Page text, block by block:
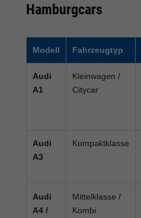
Hamburgcars
Modell Fahrzeugtyp
Audi
A1
Kleinwagen /
Citycar
Audi
A3
Kompaktklasse
Audi
A4 /
Mittelklasse /
Kombi